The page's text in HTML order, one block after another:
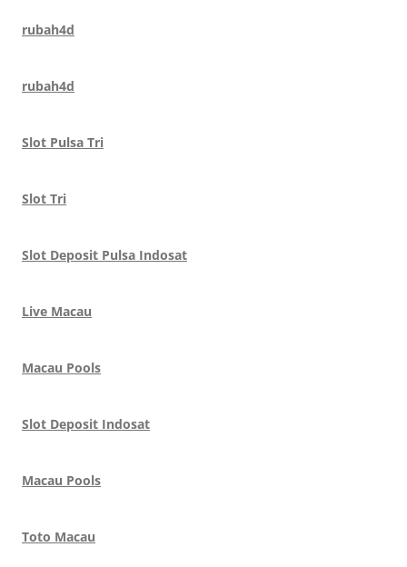
rubah4d
rubah4d
Slot Pulsa Tri
Slot Tri
Slot Deposit Pulsa Indosat
Live Macau
Macau Pools
Slot Deposit Indosat
Macau Pools
Toto Macau